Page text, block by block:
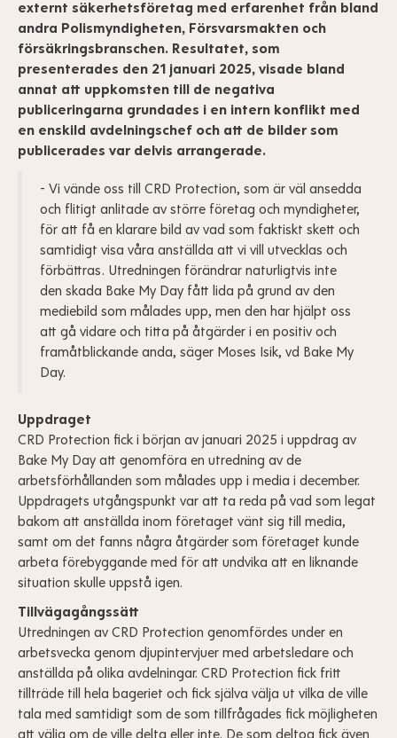
externt säkerhetsföretag med erfarenhet från bland
andra Polismyndigheten, Försvarsmakten och
försäkringsbranschen. Resultatet, som
presenterades den 21 januari 2025, visade bland
annat att uppkomsten till de negativa
publiceringarna grundades i en intern konflikt med
en enskild avdelningschef och att de bilder som
publicerades var delvis arrangerade.
- Vi vände oss till CRD Protection, som är väl ansedda
och flitigt anlitade av större företag och myndigheter,
för att få en klarare bild av vad som faktiskt skett och
samtidigt visa våra anställda att vi vill utvecklas och
förbättras. Utredningen förändrar naturligtvis inte
den skada Bake My Day fått lida på grund av den
mediebild som målades upp, men den har hjälpt oss
att gå vidare och titta på åtgärder i en positiv och
framåtblickande anda, säger Moses Isik, vd Bake My
Day.
Uppdraget
CRD Protection fick i början av januari 2025 i uppdrag av
Bake My Day att genomföra en utredning av de
arbetsförhållanden som målades upp i media i december.
Uppdragets utgångspunkt var att ta reda på vad som legat
bakom att anställda inom företaget vänt sig till media,
samt om det fanns några åtgärder som företaget kunde
arbeta förebyggande med för att undvika att en liknande
situation skulle uppstå igen.
Tillvägagångssätt
Utredningen av CRD Protection genomfördes under en
arbetsvecka genom djupintervjuer med arbetsledare och
anställda på olika avdelningar. CRD Protection fick fritt
tillträde till hela bageriet och fick själva välja ut vilka de ville
tala med samtidigt som de som tillfrågades fick möjligheten
att välja om de ville delta eller inte. De som deltog fick även